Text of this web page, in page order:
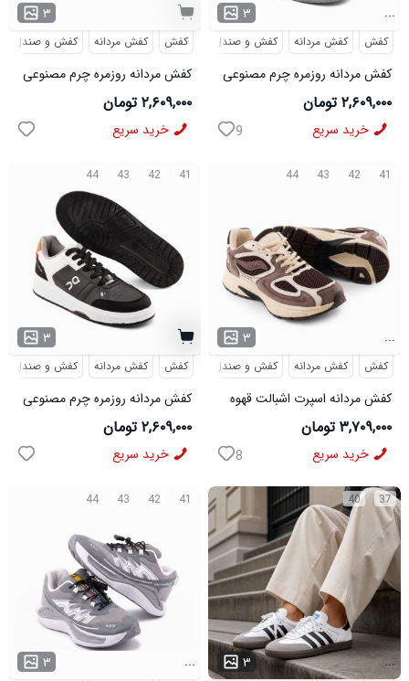
۳
کفش کفش مردانه کفش و صندل
کفش مردانه روزمره چرم مصنوعی
50918
۲,۶۰۹,۰۰۰ تومان
خرید سریع
۳ ...
کفش کفش مردانه کفش و صندل
کفش مردانه روزمره چرم مصنوعی
50919
۲,۶۰۹,۰۰۰ تومان
خرید سریع 9
41
42
43
44
۳
کفش کفش مردانه کفش و صندل
کفش مردانه روزمره چرم مصنوعی
50920
۲,۶۰۹,۰۰۰ تومان
خرید سریع
41
42
43
44
۳ ...
کفش کفش مردانه کفش و صندل
کفش مردانه اسپرت اشبالت قهوه
ای Saucony مدل 50786
۳,۷۰۹,۰۰۰ تومان
خرید سریع 8
41
42
43
44
۳ ...
37
40
۳ ...